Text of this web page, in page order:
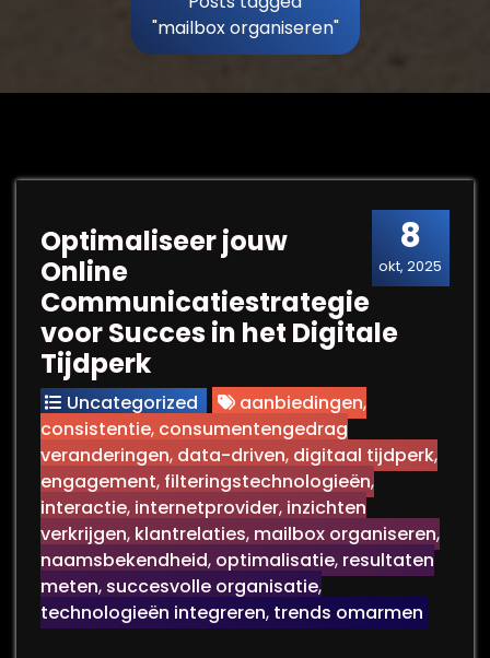
"mailbox organiseren"
8
okt, 2025
Optimaliseer jouw
Online
Communicatiestrategie
voor Succes in het Digitale
Tijdperk
Uncategorized aanbiedingen,
consistentie, consumentengedrag
veranderingen, data-driven, digitaal tijdperk,
engagement, filteringstechnologieën,
interactie, internetprovider, inzichten
verkrijgen, klantrelaties, mailbox organiseren,
naamsbekendheid, optimalisatie, resultaten
meten, succesvolle organisatie,
technologieën integreren, trends omarmen